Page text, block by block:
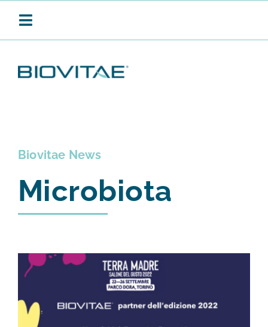
Toggle
PRODOTTI
TEST E STUDI
CHI SIAMO
Biovitae News
Microbiota